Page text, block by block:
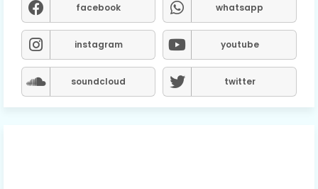
facebook whatsapp
instagram youtube
soundcloud twitter